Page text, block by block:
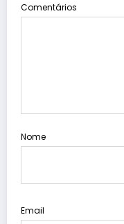
Comentários
Nome
Email